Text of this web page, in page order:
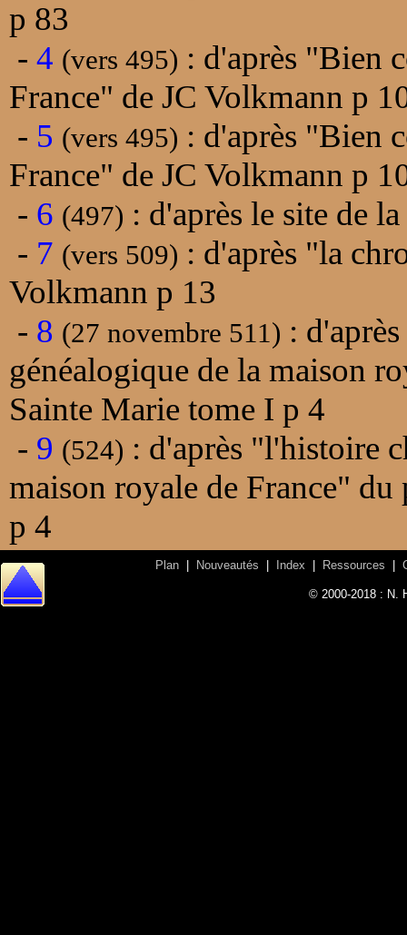
p 83
- 4 (vers 495) : d'après "Bien
France" de JC Volkmann p
- 5 (vers 495) : d'après "Bien
France" de JC Volkmann p
- 6 (497) : d'après le site de
- 7 (vers 509) : d'après "la
Volkmann p 13
- 8 (27 novembre 511) :
généalogique de la maison
Sainte Marie tome I p 4
- 9 (524) : d'après "l'histoire
maison royale de France"
p 4
Plan Nouveautés Index Ressources
© 2000-2018 : N.